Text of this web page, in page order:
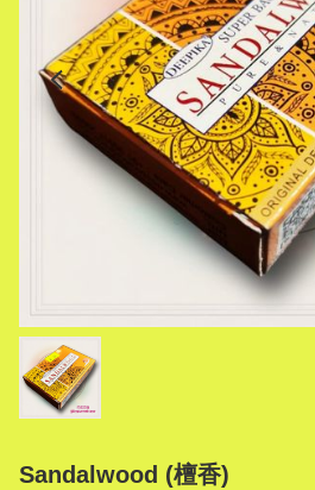
Sandalwood (檀香)